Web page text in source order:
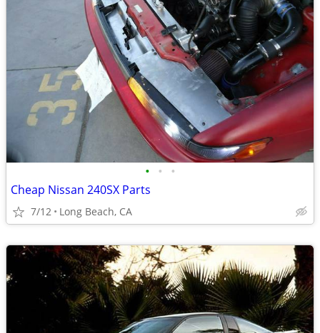
• • •
Cheap Nissan 240SX Parts
7/12 Long Beach, CA